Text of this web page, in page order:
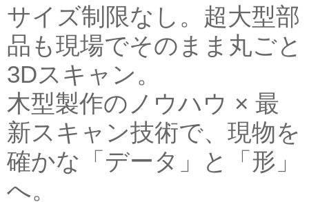
サイズ制限なし。超大型部
品も現場でそのまま丸ごと
3Dスキャン。
木型製作のノウハウ × 最
新スキャン技術で、現物を
確かな「データ」と「形」
へ。